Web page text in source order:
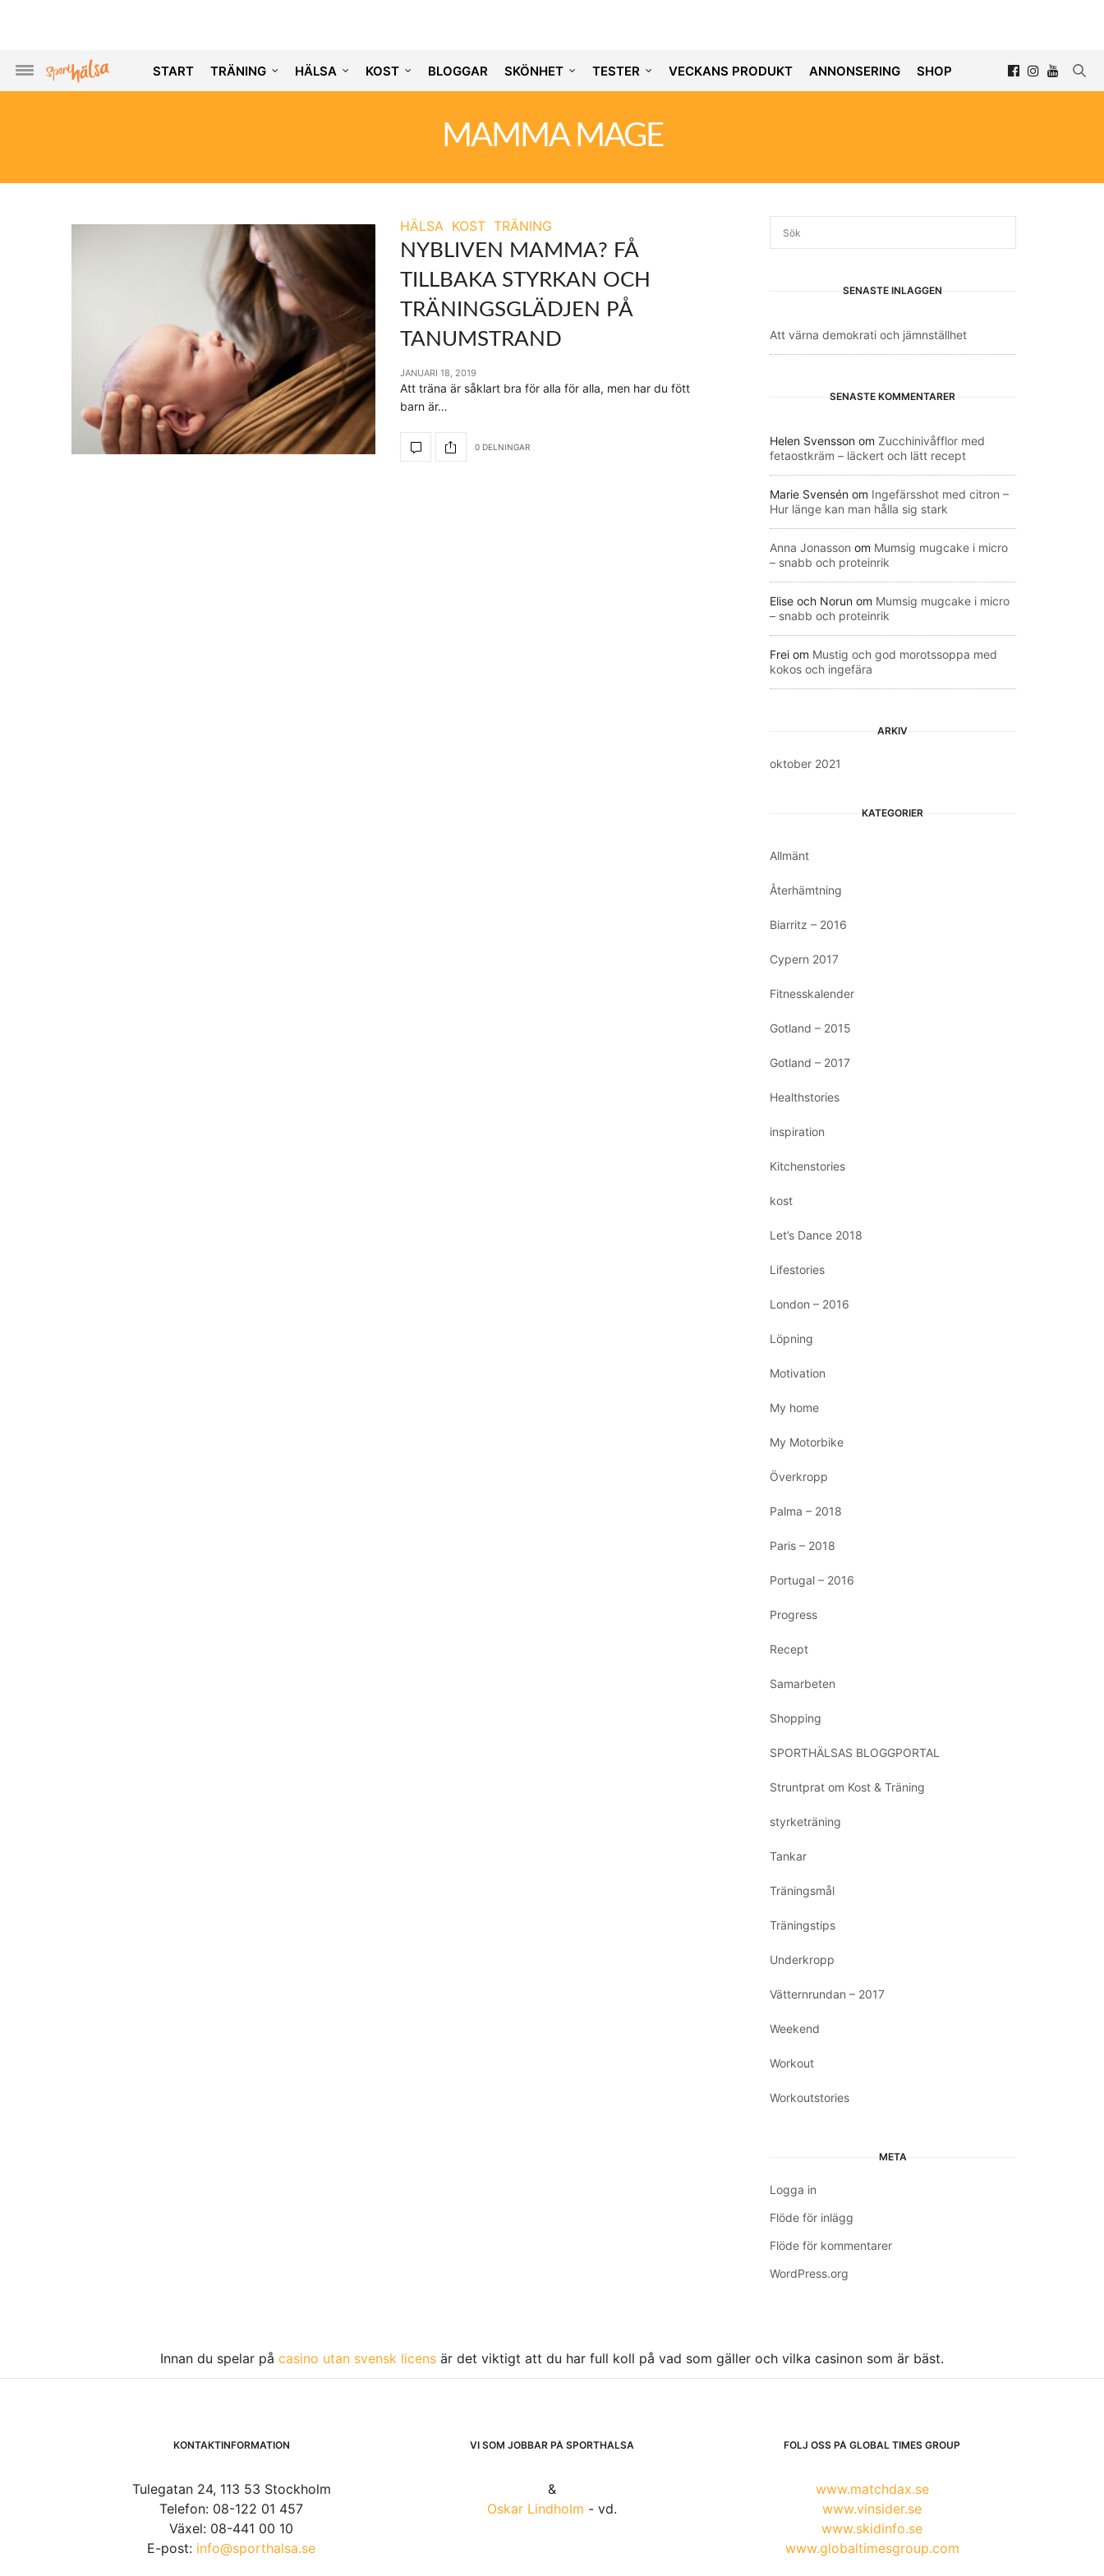
START TRÄNING HÄLSA KOST BLOGGAR SKÖNHET TESTER VECKANS PRODUKT ANNONSERING SHOP
MAMMA MAGE
HÄLSA KOST TRÄNING
NYBLIVEN MAMMA? FÅ
TILLBAKA STYRKAN OCH
TRÄNINGSGLÄDJEN PÅ
TANUMSTRAND
JANUARI 18, 2019
Att träna är såklart bra för alla för alla, men har du fött
barn är…
0 DELNINGAR
SENASTE INLÄGGEN
Att värna demokrati och jämnställhet
SENASTE KOMMENTARER
Helen Svensson om Zucchinivåfflor med
fetaostkräm – läckert och lätt recept
Marie Svensén om Ingefärsshot med citron –
Hur länge kan man hålla sig stark
Anna Jonasson om Mumsig mugcake i micro
– snabb och proteinrik
Elise och Norun om Mumsig mugcake i micro
– snabb och proteinrik
Frei om Mustig och god morotssoppa med
kokos och ingefära
ARKIV
oktober 2021
KATEGORIER
Allmänt
Återhämtning
Biarritz – 2016
Cypern 2017
Fitnesskalender
Gotland – 2015
Gotland – 2017
Healthstories
inspiration
Kitchenstories
kost
Let’s Dance 2018
Lifestories
London – 2016
Löpning
Motivation
My home
My Motorbike
Överkropp
Palma – 2018
Paris – 2018
Portugal – 2016
Progress
Recept
Samarbeten
Shopping
SPORTHÄLSAS BLOGGPORTAL
Struntprat om Kost & Träning
styrketräning
Tankar
Träningsmål
Träningstips
Underkropp
Vätternrundan – 2017
Weekend
Workout
Workoutstories
META
Logga in
Flöde för inlägg
Flöde för kommentarer
WordPress.org
Innan du spelar på casino utan svensk licens är det viktigt att du har full koll på vad som gäller och vilka casinon som är bäst.
KONTAKTINFORMATION
Tulegatan 24, 113 53 Stockholm
Telefon: 08-122 01 457
Växel: 08-441 00 10
E-post: info@sporthalsa.se
VI SOM JOBBAR PÅ SPORTHÄLSA
&
Oskar Lindholm - vd.
FÖLJ OSS PÅ GLOBAL TIMES GROUP
www.matchdax.se
www.vinsider.se
www.skidinfo.se
www.globaltimesgroup.com